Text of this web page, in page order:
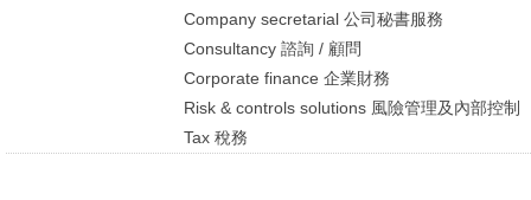
Company secretarial 公司秘書服務
Consultancy 諮詢 / 顧問
Corporate finance 企業財務
Risk & controls solutions 風險管理及內部控制
Tax 稅務